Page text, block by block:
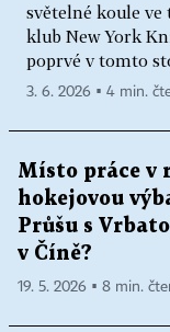
světelné koule ve
klub New York
poprvé v tomto
3. 6. 2026 ▪ 4 min.
Místo práce v
hokejovou
Průšu s
v Číně?
19. 5. 2026 ▪ 8 min.